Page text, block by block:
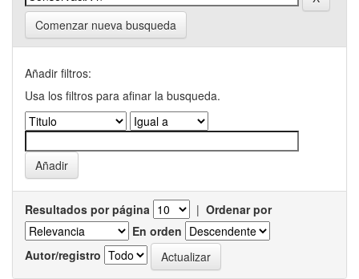
Comenzar nueva busqueda
Añadir filtros:
Usa los filtros para afinar la busqueda.
Resultados por página | Ordenar por
En orden
Autor/registro